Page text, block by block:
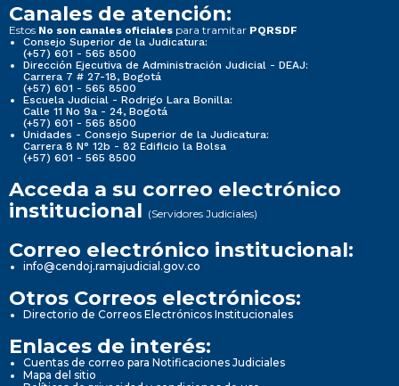
Canales de atención:
Estos No son canales oficiales para tramitar PQRSDF
Consejo Superior de la Judicatura:
(+57) 601 - 565 8500
Dirección Ejecutiva de Administración Judicial - DEAJ:
Carrera 7 # 27-18, Bogotá
(+57) 601 - 565 8500
Escuela Judicial - Rodrigo Lara Bonilla:
Calle 11 No 9a - 24, Bogotá
(+57) 601 - 565 8500
Unidades - Consejo Superior de la Judicatura:
Carrera 8 N° 12b - 82 Edificio la Bolsa
(+57) 601 - 565 8500
Acceda a su correo electrónico
institucional (Servidores Judiciales)
Correo electrónico institucional:
info@cendoj.ramajudicial.gov.co
Otros Correos electrónicos:
Directorio de Correos Electrónicos Institucionales
Enlaces de interés:
Cuentas de correo para Notificaciones Judiciales
Mapa del sitio